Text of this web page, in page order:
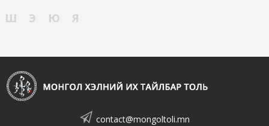
Ш
Э Ю Я
contact@mongoltoli.mn